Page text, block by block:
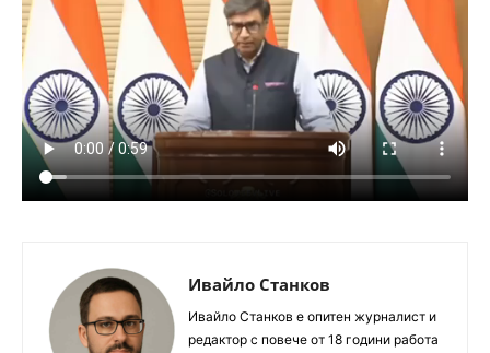
Ивайло Станков
Ивайло Станков е опитен журналист и
редактор с повече от 18 години работа